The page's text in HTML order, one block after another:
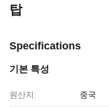
탑
Specifications
기본 특성
원산지: 중국